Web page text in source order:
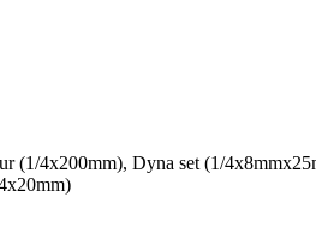
(1/4x200mm), Dyna set (1/